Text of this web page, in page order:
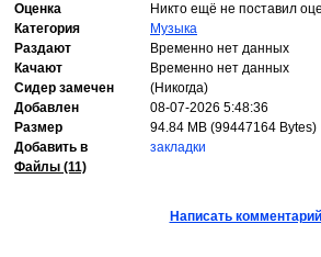
Оценка
Никто ещё не поставил
Категория
Музыка
Раздают
Временно нет данных
Качают
Временно нет данных
Сидер замечен
(Никогда)
Добавлен
08-07-2026 5:48:36
Размер
94.84 MB (99447164 Bytes)
Добавить в
закладки
Файлы (11)
Написать комментарий